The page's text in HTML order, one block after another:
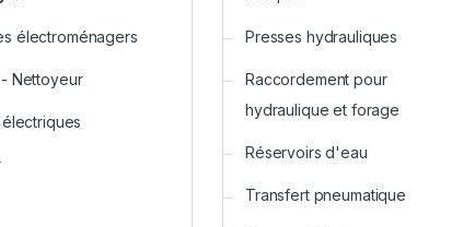
électroménagers
Nettoyeur
Presses hydrauliques
Raccordement pour
hydraulique et forage
Réservoirs d'eau
Transfert pneumatique